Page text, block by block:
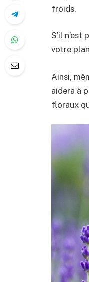
froids.
S’il
votre
Ainsi,
aidera à
floraux